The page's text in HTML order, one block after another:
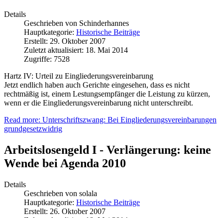
Details
Geschrieben von Schinderhannes
Hauptkategorie: Historische Beiträge
Erstellt: 29. Oktober 2007
Zuletzt aktualisiert: 18. Mai 2014
Zugriffe: 7528
Hartz IV: Urteil zu Eingliederungsvereinbarung
Jetzt endlich haben auch Gerichte eingesehen, dass es nicht
rechtmäßig ist, einem Lestungsempfänger die Leistung zu kürzen,
wenn er die Eingliederungsvereinbarung nicht unterschreibt.
Read more: Unterschriftszwang: Bei Eingliederungsvereinbarungen
grundgesetzwidrig
Arbeitslosengeld I - Verlängerung: keine
Wende bei Agenda 2010
Details
Geschrieben von solala
Hauptkategorie: Historische Beiträge
Erstellt: 26. Oktober 2007